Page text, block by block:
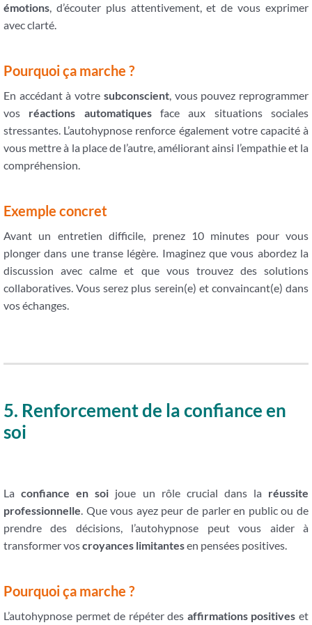
émotions, d’écouter plus attentivement, et de vous exprimer
avec clarté.
Pourquoi ça marche ?
En accédant à votre subconscient, vous pouvez reprogrammer
vos réactions automatiquesface aux situations sociales
stressantes. L’autohypnose renforce également votre capacité à
vous mettre à la place de l’autre, améliorant ainsi l’empathie et la
compréhension.
Exemple concret
Avant un entretien difficile, prenez 10 minutes pour vous
plonger dans une transe légère. Imaginez que vous abordez la
discussion avec calme et que vous trouvez des solutions
collaboratives. Vous serez plus serein(e) et convaincant(e) dans
vos échanges.
5. Renforcement de la confiance en
soi
Laconfiance en soi joue un rôle crucial dans la réussite
professionnelle. Que vous ayez peur de parler en public ou de
prendre des décisions, l’autohypnose peut vous aider à
transformer voscroyances limitantesen pensées positives.
Pourquoi ça marche ?
L’autohypnose permet de répéter des affirmations positives et